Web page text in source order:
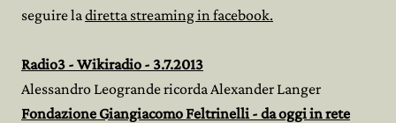
seguire ladiretta streaming in facebook.
Radio3 - Wikiradio - 3.7.2013
Alessandro Leogrande ricorda Alexander Langer
Fondazione Giangiacomo Feltrinelli - da oggi in rete